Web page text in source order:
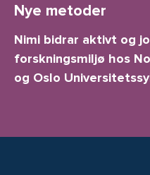
Nye metoder
Nimi bidrar aktivt og
forskningsmiljø hos
og Oslo